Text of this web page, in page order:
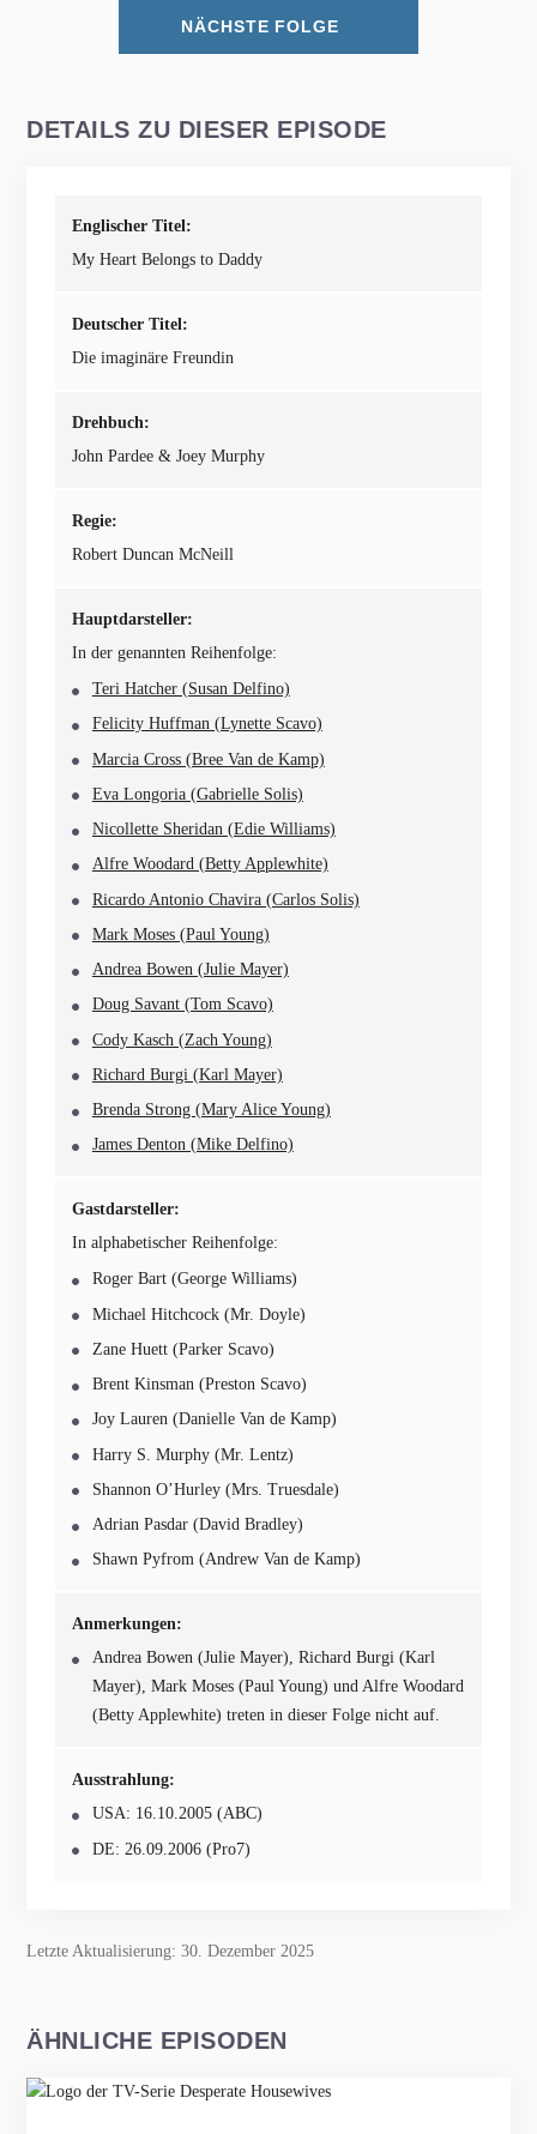
NÄCHSTE FOLGE
DETAILS ZU DIESER EPISODE
Englischer Titel:
My Heart Belongs to Daddy
Deutscher Titel:
Die imaginäre Freundin
Drehbuch:
John Pardee & Joey Murphy
Regie:
Robert Duncan McNeill
Hauptdarsteller:
In der genannten Reihenfolge:
Teri Hatcher (Susan Delfino)
Felicity Huffman (Lynette Scavo)
Marcia Cross (Bree Van de Kamp)
Eva Longoria (Gabrielle Solis)
Nicollette Sheridan (Edie Williams)
Alfre Woodard (Betty Applewhite)
Ricardo Antonio Chavira (Carlos Solis)
Mark Moses (Paul Young)
Andrea Bowen (Julie Mayer)
Doug Savant (Tom Scavo)
Cody Kasch (Zach Young)
Richard Burgi (Karl Mayer)
Brenda Strong (Mary Alice Young)
James Denton (Mike Delfino)
Gastdarsteller:
In alphabetischer Reihenfolge:
Roger Bart (George Williams)
Michael Hitchcock (Mr. Doyle)
Zane Huett (Parker Scavo)
Brent Kinsman (Preston Scavo)
Joy Lauren (Danielle Van de Kamp)
Harry S. Murphy (Mr. Lentz)
Shannon O’Hurley (Mrs. Truesdale)
Adrian Pasdar (David Bradley)
Shawn Pyfrom (Andrew Van de Kamp)
Anmerkungen:
Andrea Bowen (Julie Mayer), Richard Burgi (Karl
Mayer), Mark Moses (Paul Young) und Alfre Woodard
(Betty Applewhite) treten in dieser Folge nicht auf.
Ausstrahlung:
USA: 16.10.2005 (ABC)
DE: 26.09.2006 (Pro7)
Letzte Aktualisierung: 30. Dezember 2025
ÄHNLICHE EPISODEN